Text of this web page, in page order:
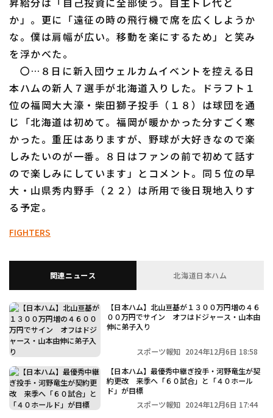
か」。更に「遠征の時の飛行機で席を広くしようか
な。僕は肩幅が広い。移動を楽にするため」と笑み
を浮かべた。
〇…８日に新入団ウェルカムイベントを控える日
本ハムの新人７選手が北海道入りした。ドラフト１
位の福岡大大濠・柴田獅子投手（１８）は球団を通
じ「北海道は初めて。福岡が暖かかった分すごく寒
かった。重圧はありますが、野球が大好きなので楽
しみたいのが一番。８日はファンの前で初めて話す
ので楽しみにしています」とコメント。同５位の早
大・山県秀内野手（２２）は所用で後日現地入りす
る予定。
FIGHTERS
関連ニュース 北海道日本ハム
【日本ハム】北山亘基が１３００万円増の４６
００万円でサイン オフはドジャース・山本由
伸に弟子入り
スポーツ報知 2024年12月6日 18:58
【日本ハム】最優秀中継ぎ投手・河野竜生が契
約更改 来季へ「６０試合」と「４０ホール
ド」が目標
スポーツ報知 2024年12月6日 17:44